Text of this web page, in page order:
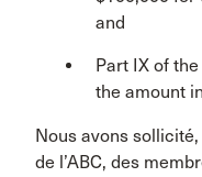
and
Part IX of the
the amount
Nous avons
de l’ABC, des